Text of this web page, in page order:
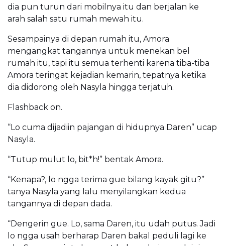
dia pun turun dari mobilnya itu dan berjalan ke
arah salah satu rumah mewah itu.
Sesampainya di depan rumah itu, Amora
mengangkat tangannya untuk menekan bel
rumah itu, tapi itu semua terhenti karena tiba-tiba
Amora teringat kejadian kemarin, tepatnya ketika
dia didorong oleh Nasyla hingga terjatuh.
Flashback on.
“Lo cuma dijadiin pajangan di hidupnya Daren” ucap
Nasyla.
“Tutup mulut lo, bit*h!” bentak Amora.
“Kenapa?, lo ngga terima gue bilang kayak gitu?”
tanya Nasyla yang lalu menyilangkan kedua
tangannya di depan dada.
“Dengerin gue. Lo, sama Daren, itu udah putus. Jadi
lo ngga usah berharap Daren bakal peduli lagi ke